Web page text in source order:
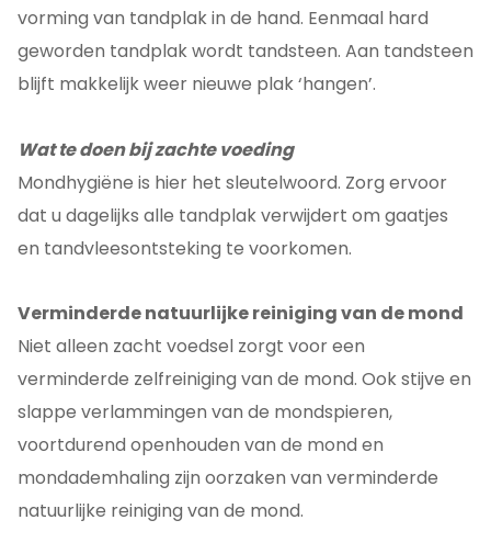
vorming van tandplak in de hand. Eenmaal hard
geworden tandplak wordt tandsteen. Aan tandsteen
blijft makkelijk weer nieuwe plak ‘hangen’.
Wat te doen bij zachte voeding
Mondhygiëne is hier het sleutelwoord. Zorg ervoor
dat u dagelijks alle tandplak verwijdert om gaatjes
en tandvleesontsteking te voorkomen.
Verminderde natuurlijke reiniging van de mond
Niet alleen zacht voedsel zorgt voor een
verminderde zelfreiniging van de mond. Ook stijve en
slappe verlammingen van de mondspieren,
voortdurend openhouden van de mond en
mondademhaling zijn oorzaken van verminderde
natuurlijke reiniging van de mond.